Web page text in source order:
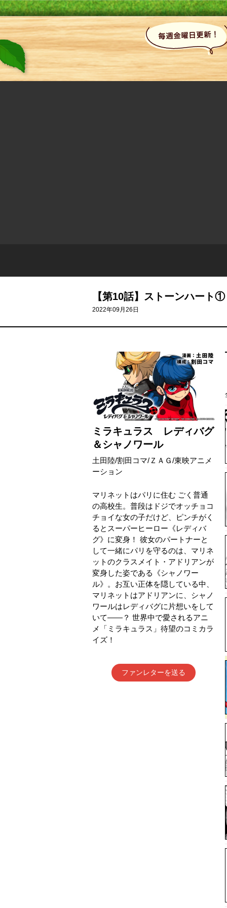
【第10話】ストーンハート①
2022年09月26日
ミラキュラス レディバグ
＆シャノワール
土田陸/割田コマ/ ＺＡＧ/東映アニメ
ーション
マリネットはパリに住む ごく普通
の高校生。普段はドジでオッチョコ
チョイな女の子だけど、ピンチがく
るとスーパーヒーロー《レディバ
グ》に変身！ 彼女のパートナーと
して一緒にパリを守るのは、マリネ
ットのクラスメイト・アドリアンが
変身した姿である《シャノワー
ル》。お互い正体を隠している中、
マリネットはアドリアンに、シャノ
ワールはレディバグに片想いをして
いて――？ 世界中で愛されるアニ
メ「ミラキュラス」待望のコミカラ
イズ！
ファンレターを送る